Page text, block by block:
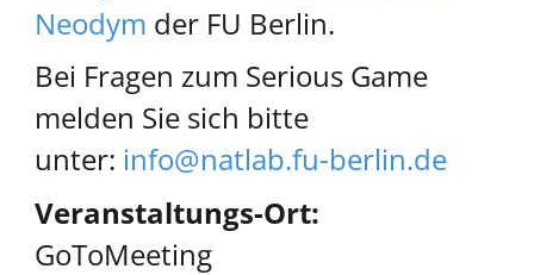
Neodym der FU Berlin.
Bei Fragen zum Serious Game
melden Sie sich bitte
unter: info@natlab.fu-berlin.de
Veranstaltungs-Ort:
GoToMeeting